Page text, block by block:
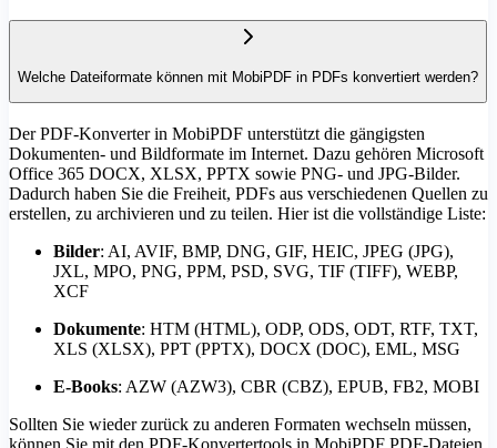
Welche Dateiformate können mit MobiPDF in PDFs konvertiert werden?
Der PDF-Konverter in MobiPDF unterstützt die gängigsten
Dokumenten- und Bildformate im Internet. Dazu gehören Microsoft
Office 365 DOCX, XLSX, PPTX sowie PNG- und JPG-Bilder.
Dadurch haben Sie die Freiheit, PDFs aus verschiedenen Quellen zu
erstellen, zu archivieren und zu teilen. Hier ist die vollständige Liste:
Bilder: AI, AVIF, BMP, DNG, GIF, HEIC, JPEG (JPG),
JXL, MPO, PNG, PPM, PSD, SVG, TIF (TIFF), WEBP,
XCF
Dokumente: HTM (HTML), ODP, ODS, ODT, RTF, TXT,
XLS (XLSX), PPT (PPTX), DOCX (DOC), EML, MSG
E-Books: AZW (AZW3), CBR (CBZ), EPUB, FB2, MOBI
Sollten Sie wieder zurück zu anderen Formaten wechseln müssen,
können Sie mit den PDF-Konvertertools in MobiPDF PDF-Dateien